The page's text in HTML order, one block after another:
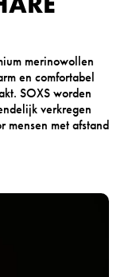
merinowollen
en comfortabel
SOXS worden
verkregen
mensen met afstand